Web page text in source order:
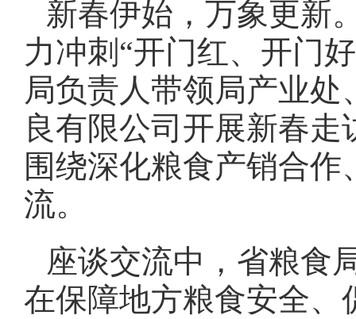
新春伊始，万象更新
力冲刺“开门红、开门
局负责人带领局产业
良有限公司开展新春
围绕深化粮食产销合
流。
座谈交流中，省粮食
在保障地方粮食安全、